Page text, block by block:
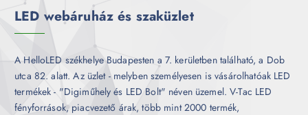
LED webáruház és szaküzlet
A HelloLED székhelye Budapesten a 7. kerületben található, a Dob
utca 82. alatt. Az üzlet - melyben személyesen is vásárolhatóak LED
termékek - "Digiműhely és LED Bolt" néven üzemel. V-Tac LED
fényforrások, piacvezető árak, több mint 2000 termék,